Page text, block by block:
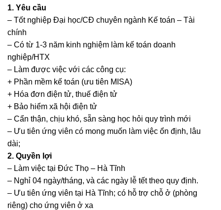
1. Yêu cầu
– Tốt nghiệp Đại học/CĐ chuyên ngành Kế toán – Tài
chính
– Có từ 1-3 năm kinh nghiệm làm kế toán doanh
nghiệp/HTX
– Làm được việc với các công cụ:
+ Phần mềm kế toán (ưu tiên MISA)
+ Hóa đơn điện tử, thuế điện tử
+ Bảo hiểm xã hội điện tử
– Cẩn thận, chịu khó, sẵn sàng học hỏi quy trình mới
– Ưu tiên ứng viên có mong muốn làm việc ổn định, lâu
dài;
2. Quyền lợi
– Làm việc tại Đức Thọ – Hà Tĩnh
– Nghỉ 04 ngày/tháng, và các ngày lễ tết theo quy định.
– Ưu tiên ứng viên tại Hà Tĩnh; có hỗ trợ chỗ ở (phòng
riêng) cho ứng viên ở xa